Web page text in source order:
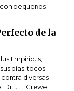
pequeños
de la
Empiricus,
días, todos
diversas
Dr. J.E. Crewe